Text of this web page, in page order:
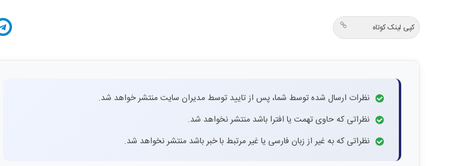
کپی لینک کوتاه
نظرات ارسال شده توسط شما، پس از تایید توسط مدیران سایت منتشر خواهد شد.
نظراتی که حاوی تهمت یا افترا باشد منتشر نخواهد شد.
نظراتی که به غیر از زبان فارسی یا غیر مرتبط با خبر باشد منتشر نخواهد شد.